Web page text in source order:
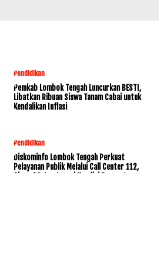
Pendidikan
Pemkab Lombok Tengah Luncurkan BESTI,
Libatkan Ribuan Siswa Tanam Cabai untuk
Kendalikan Inflasi
Pendidikan
Diskominfo Lombok Tengah Perkuat
Pelayanan Publik Melalui Call Center 112,
Siaga 24 Jam Layani Kondisi Darurat